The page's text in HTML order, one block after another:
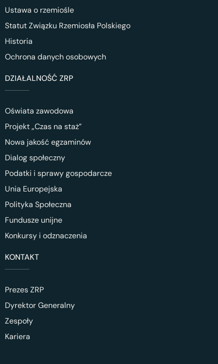
Ustawa o rzemiośle
Statut Związku Rzemiosła Polskiego
Historia
Ochrona danych osobowych
DZIAŁALNOŚĆ ZRP
Oświata zawodowa
Projekt „Czas na staż”
Nowa jakość egzaminów
Dialog społeczny
Podatki i sprawy gospodarcze
Unia Europejska
Polityka Społeczna
Fundusze unijne
Konkursy i odznaczenia
KONTAKT
Prezes ZRP
Dyrektor Generalny
Zespoły
Kariera